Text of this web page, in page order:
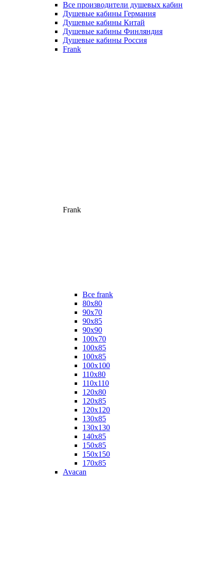
Все производители душевых кабин
Душевые кабины Германия
Душевые кабины Китай
Душевые кабины Финляндия
Душевые кабины Россия
Frank
Frank
Все frank
80х80
90х70
90х85
90х90
100х70
100х85
100х85
100х100
110х80
110х110
120х80
120х85
120х120
130х85
130х130
140х85
150х85
150х150
170х85
Avacan